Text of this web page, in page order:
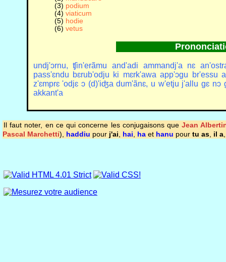
(3) podium
(4) viaticum
(5) hodie
(6) vetus
undj'ɔrnu, ʧin'erãmu and'adi ammandj'a nɛ
pass'ɛndu bɛrub'odju ki mɛrk'awa app'ɔgu
z'ɛmprɛ 'odjɛ ɔ (d)'iʤa dum'ãnɛ, u w'etju j'allu gɛ nɔ
akkant'a
Il faut noter, en ce qui concerne les conjugaisons queJean
Pascal Marchetti), haddiu pour j'ai hai ha et hanu pour tu as il a